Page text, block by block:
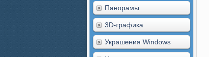
Панорамы
3D-графика
Украшения Windows